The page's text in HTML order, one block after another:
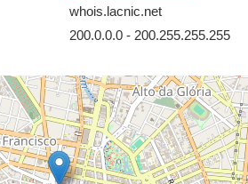
whois.lacnic.net
200.0.0.0 - 200.255.255.255